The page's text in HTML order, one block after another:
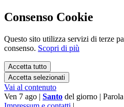
Consenso Cookie
Questo sito utilizza servizi di terze
consenso. Scopri di più
Accetta tutto
Accetta selezionati
Vai al contenuto
Ven 7 ago | Santo del giorno |